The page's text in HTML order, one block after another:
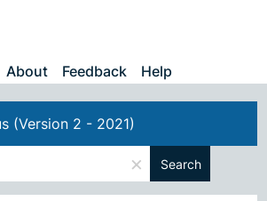
About Feedback Help
(Version 2 - 2021)
× Search